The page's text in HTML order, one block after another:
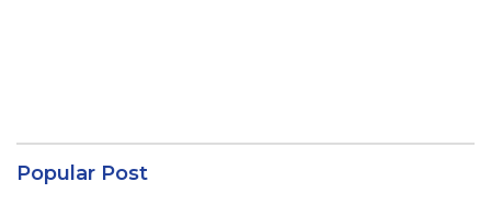
Popular Post